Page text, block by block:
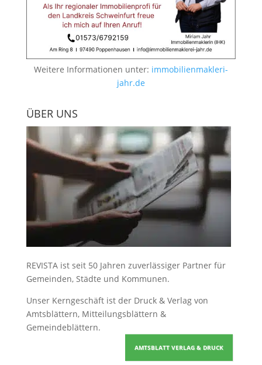
Weitere Informationen unter: immobilienmakleri-
jahr.de
ÜBER UNS
REVISTA ist seit 50 Jahren zuverlässiger Partner für
Gemeinden, Städte und Kommunen.
Unser Kerngeschäft ist der Druck & Verlag von
Amtsblättern, Mitteilungsblättern &
Gemeindeblättern.
AMTSBLATT VERLAG & DRUCK